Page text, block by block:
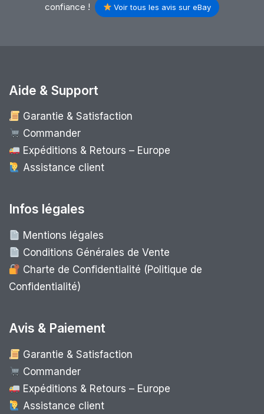
confiance !
Voir tous les avis sur eBay
Aide & Support
Garantie & Satisfaction
Commander
Expéditions & Retours – Europe
Assistance client
Infos légales
Mentions légales
Conditions Générales de Vente
Charte de Confidentialité (Politique de
Confidentialité)
Avis & Paiement
Garantie & Satisfaction
Commander
Expéditions & Retours – Europe
Assistance client